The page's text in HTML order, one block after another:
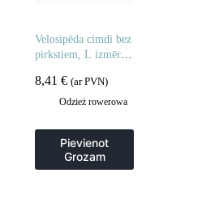
Velosipēda cimdi bez
pirkstiem, L izmērs –
8,41€ (ar PVN)
Odzież rowerowa
Pievienot
Grozam